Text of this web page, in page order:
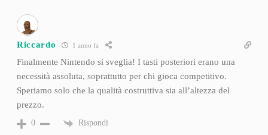
Riccardo 1 anno fa
Finalmente Nintendo si sveglia! I tasti posteriori erano una
necessità assoluta, soprattutto per chi gioca competitivo.
Speriamo solo che la qualità costruttiva sia all’altezza del
prezzo.
0 Rispondi